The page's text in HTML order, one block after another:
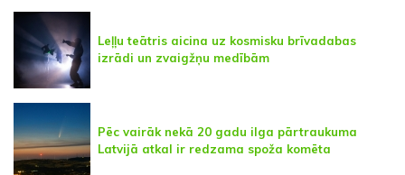
Leļļu teātris aicina uz kosmisku brīvadabas
izrādi un zvaigžņu medībām
Pēc vairāk nekā 20 gadu ilga pārtraukuma
Latvijā atkal ir redzama spoža komēta